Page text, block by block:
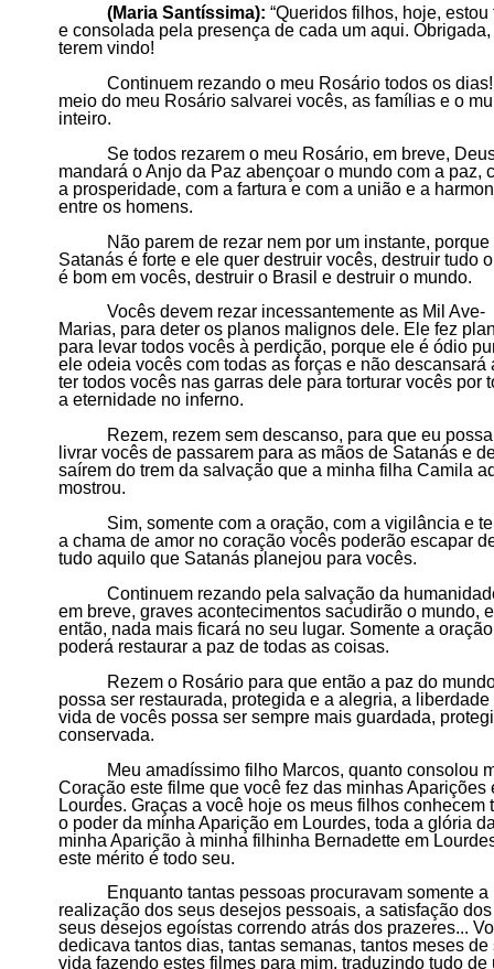
(Maria Santíssima): “Queridos filhos, hoje, estou
e consolada pela presença de cada um aqui.
terem vindo!
Continuem rezando o meu Rosário todos os
meio do meu Rosário salvarei vocês, as famílias e o
inteiro.
Se todos rezarem o meu Rosário, em breve,
mandará o Anjo da Paz abençoar o mundo com a paz,
a prosperidade, com a fartura e com a união e a
entre os homens.
Não parem de rezar nem por um instante, porque
Satanás é forte e ele quer destruir vocês, destruir tudo
é bom em vocês, destruir o Brasil e destruir o mundo.
Vocês devem rezar incessantemente as Mil Ave-
Marias, para deter os planos malignos dele. Ele fez
para levar todos vocês à perdição, porque ele é ódio
ele odeia vocês com todas as forças e não descansará
ter todos vocês nas garras dele para torturar vocês por
a eternidade no inferno.
Rezem, rezem sem descanso, para que eu possa
livrar vocês de passarem para as mãos de Satanás e
saírem do trem da salvação que a minha filha Camila
mostrou.
Sim, somente com a oração, com a vigilância e
a chama de amor no coração vocês poderão escapar
tudo aquilo que Satanás planejou para vocês.
Continuem rezando pela salvação da
em breve, graves acontecimentos sacudirão o mundo, e
então, nada mais ficará no seu lugar. Somente a oração
poderá restaurar a paz de todas as coisas.
Rezem o Rosário para que então a paz do
possa ser restaurada, protegida e a alegria, a liberdade
vida de vocês possa ser sempre mais guardada,
conservada.
Meu amadíssimo filho Marcos, quanto consolou
Coração este filme que você fez das minhas Aparições
Lourdes. Graças a você hoje os meus filhos conhecem
o poder da minha Aparição em Lourdes, toda a glória
minha Aparição à minha filhinha Bernadette em
este mérito é todo seu.
Enquanto tantas pessoas procuravam somente a
realização dos seus desejos pessoais, a satisfação dos
seus desejos egoístas correndo atrás dos prazeres...V
dedicava tantos dias, tantas semanas, tantos meses de
vida fazendo estes filmes para mim, traduzindo tudo de